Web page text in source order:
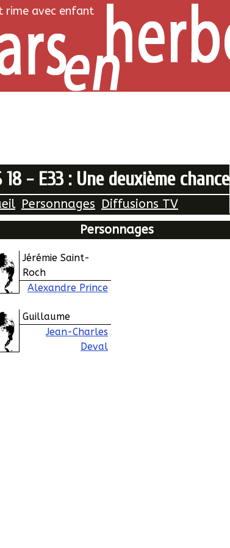
rime avec enfant
18 - E33 : Une deuxième chance
Personnages Diffusions TV
Personnages
Jérémie Saint-
Roch
Alexandre Prince
Guillaume
Jean-Charles
Deval